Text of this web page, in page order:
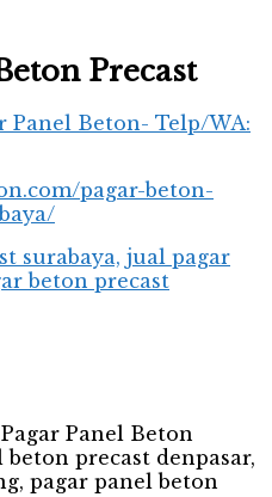
Precast
Panel Beton- Telp/WA: